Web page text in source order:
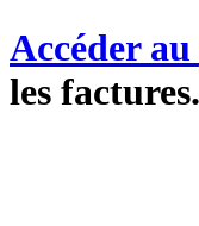
Accéder
les